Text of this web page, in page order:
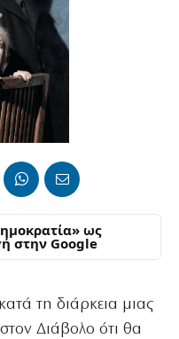
ως
στην Google
τη διάρκεια μιας
Διάβολο ότι θα